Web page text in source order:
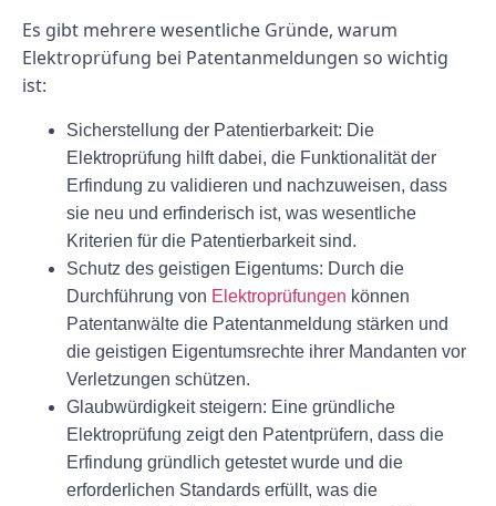
Es gibt mehrere wesentliche Gründe, warum
Elektroprüfung bei Patentanmeldungen so wichtig
ist:
Sicherstellung der Patentierbarkeit: Die
Elektroprüfung hilft dabei, die Funktionalität der
Erfindung zu validieren und nachzuweisen, dass
sie neu und erfinderisch ist, was wesentliche
Kriterien für die Patentierbarkeit sind.
Schutz des geistigen Eigentums: Durch die
Durchführung von Elektroprüfungen können
Patentanwälte die Patentanmeldung stärken und
die geistigen Eigentumsrechte ihrer Mandanten vor
Verletzungen schützen.
Glaubwürdigkeit steigern: Eine gründliche
Elektroprüfung zeigt den Patentprüfern, dass die
Erfindung gründlich getestet wurde und die
erforderlichen Standards erfüllt, was die